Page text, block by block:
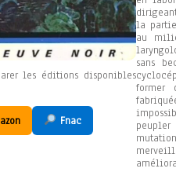
les éditions disponibles
Fnac
la
au
sans
former